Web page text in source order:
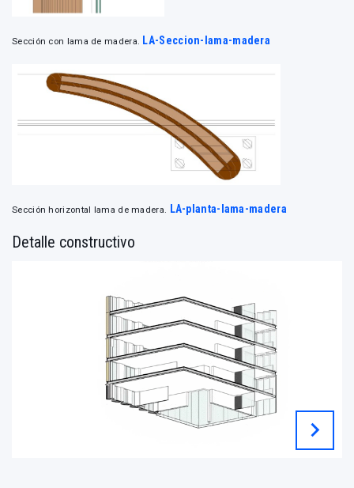
Sección con lama de madera. LA-Seccion-lama-madera
Sección horizontal lama de madera. LA-planta-lama-madera
Detalle constructivo
chevron_right